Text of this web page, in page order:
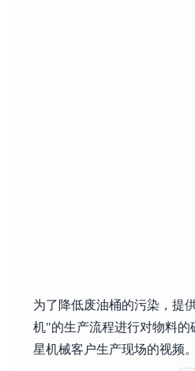
为了降低废油桶的污染，提
机"的生产流程进行对物料
星机械客户生产现场的视频。